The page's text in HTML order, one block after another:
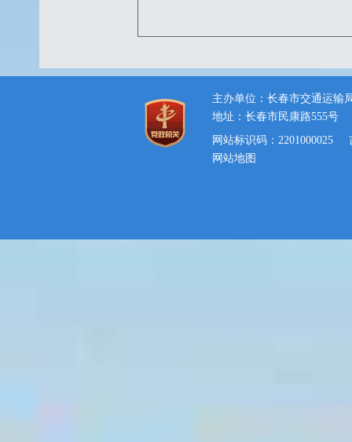
主办单位：长春市交通运输
地址：长春市民康路555号
网站标识码：2201000025
网站地图